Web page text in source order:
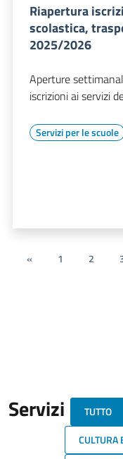
Riapertura
scolastica,
2025/2026
Aperture
iscrizioni ai servizi
Servizi per le scuole
« 1 2
Servizi TUTTO
CULTURA